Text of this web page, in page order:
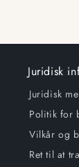
Juridisk
Juridisk
Politik for
Vilkår og
Ret til at